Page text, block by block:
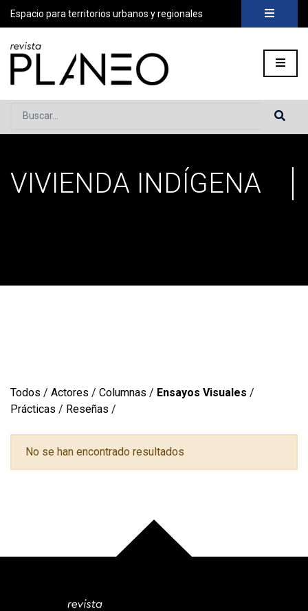
Espacio para territorios urbanos y regionales
Buscar...
Portada» Vivienda indígena
VIVIENDA INDÍGENA
Todos / Actores / Columnas / Ensayos Visuales /
Prácticas / Reseñas /
No se han encontrado resultados